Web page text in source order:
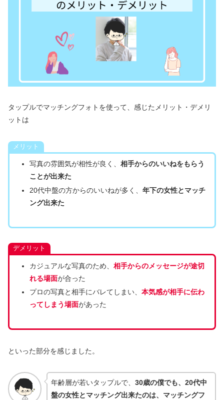
タップルでマッチングフォトを使って、感じたメリット・デメリ
ットは
メリット
写真の雰囲気が相性が良く、 相手からのいいねをもらう
ことが出来た
20代中盤の方からのいいねが多く、 年下の女性とマッチ
ング出来た
デメリット
カジュアルな写真のため、 相手からのメッセージが途切
れる場面が合った
プロの写真と相手にバレてしまい、 本気感が相手に伝わ
ってしまう場面があった
といった部分を感じました。
年齢層が若いタップルで、 30歳の僕でも、20代中
盤の女性とマッチング出来たのは、マッチングフ